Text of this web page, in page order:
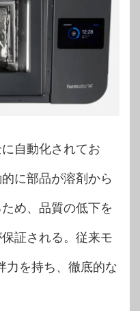
自動化されてお
に部品が溶剤から
め、品質の低下を
証される。従来モ
力を持ち、徹底的な